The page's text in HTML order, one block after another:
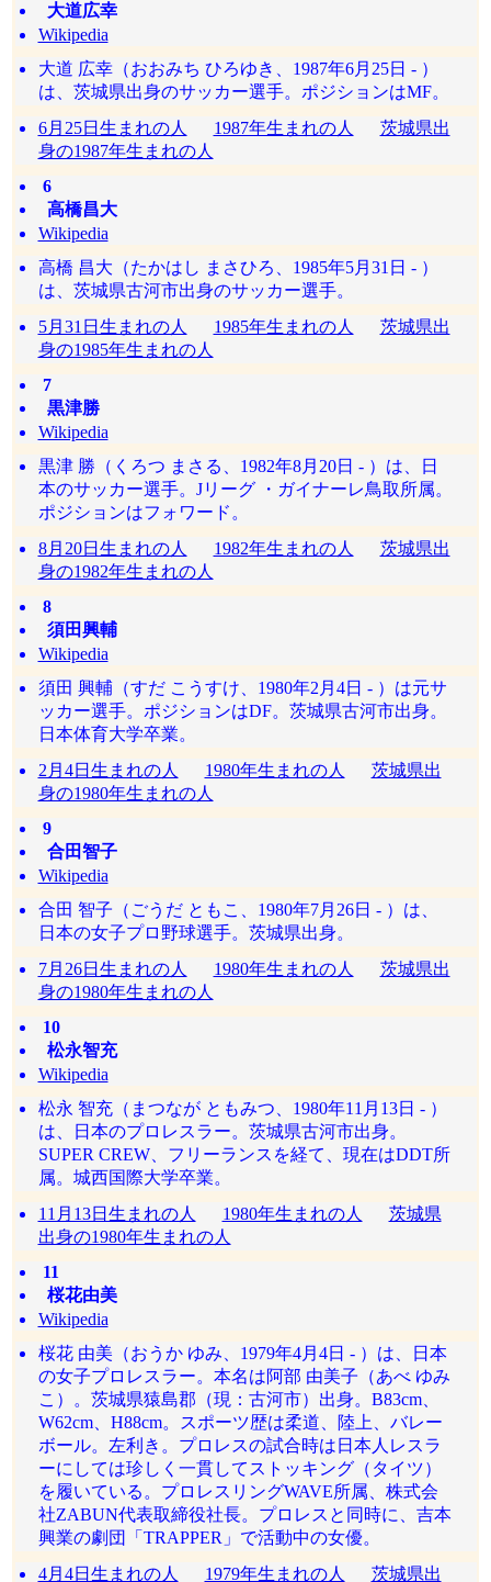
大道広幸
Wikipedia
大道 広幸（おおみち ひろゆき、1987年6月25日 - ）
は、茨城県出身のサッカー選手。ポジションはMF。
6月25日生まれの人
1987年生まれの人
茨城県出
身の1987年生まれの人
6
高橋昌大
Wikipedia
高橋 昌大（たかはし まさひろ、1985年5月31日 - ）
は、茨城県古河市出身のサッカー選手。
5月31日生まれの人
1985年生まれの人
茨城県出
身の1985年生まれの人
7
黒津勝
Wikipedia
黒津 勝（くろつ まさる、1982年8月20日 - ）は、日
本のサッカー選手。Jリーグ ・ガイナーレ鳥取所属。
ポジションはフォワード。
8月20日生まれの人
1982年生まれの人
茨城県出
身の1982年生まれの人
8
須田興輔
Wikipedia
須田 興輔（すだ こうすけ、1980年2月4日 - ）は元サ
ッカー選手。ポジションはDF。茨城県古河市出身。
日本体育大学卒業。
2月4日生まれの人
1980年生まれの人
茨城県出
身の1980年生まれの人
9
合田智子
Wikipedia
合田 智子（ごうだ ともこ、1980年7月26日 - ）は、
日本の女子プロ野球選手。茨城県出身。
7月26日生まれの人
1980年生まれの人
茨城県出
身の1980年生まれの人
10
松永智充
Wikipedia
松永 智充（まつなが ともみつ、1980年11月13日 - ）
は、日本のプロレスラー。茨城県古河市出身。
SUPER CREW、フリーランスを経て、現在はDDT所
属。城西国際大学卒業。
11月13日生まれの人
1980年生まれの人
茨城県
出身の1980年生まれの人
11
桜花由美
Wikipedia
桜花 由美（おうか ゆみ、1979年4月4日 - ）は、日本
の女子プロレスラー。本名は阿部 由美子（あべ ゆみ
こ）。茨城県猿島郡（現：古河市）出身。B83cm、
W62cm、H88cm。スポーツ歴は柔道、陸上、バレー
ボール。左利き。プロレスの試合時は日本人レスラ
ーにしては珍しく一貫してストッキング（タイツ）
を履いている。プロレスリングWAVE所属、株式会
社ZABUN代表取締役社長。プロレスと同時に、吉本
興業の劇団「TRAPPER」で活動中の女優。
4月4日生まれの人
1979年生まれの人 茨城県出